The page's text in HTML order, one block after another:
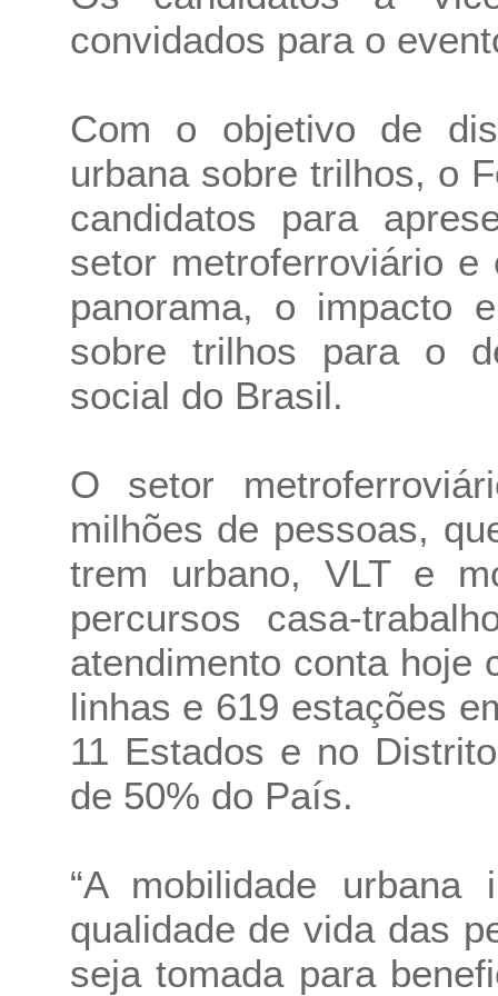
convidados para o
Com o objetivo de
urbana sobre trilhos, o
candidatos para
setor metroferroviário
panorama, o impacto
sobre trilhos para o
social do Brasil.
O setor
milhões de pessoas,
trem urbano, VLT e
percursos casa-
atendimento conta hoje
linhas e 619 estações
11 Estados e no
de 50% do País.
“A mobilidade urbana
qualidade de vida das
seja tomada para